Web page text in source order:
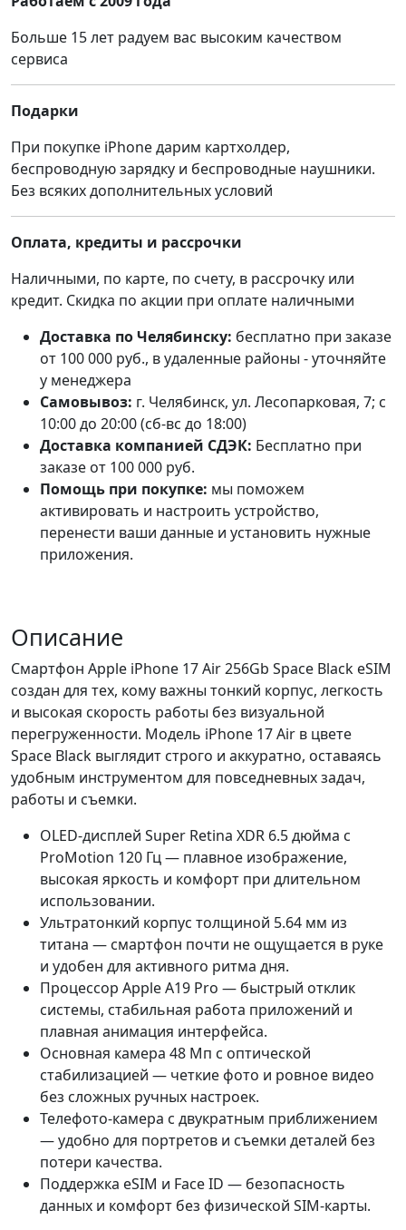
Больше 15 лет радуем вас высоким качеством
сервиса
Подарки
При покупке iPhone дарим картхолдер,
беспроводную зарядку и беспроводные наушники.
Без всяких дополнительных условий
Оплата, кредиты и рассрочки
Наличными, по карте, по счету, в рассрочку или
кредит. Скидка по акции при оплате наличными
Доставка по Челябинску: бесплатно при заказе
от 100 000 руб., в удаленные районы - уточняйте
у менеджера
Самовывоз: г. Челябинск, ул. Лесопарковая, 7; с
10:00 до 20:00 (сб-вс до 18:00)
Доставка компанией СДЭК: Бесплатно при
заказе от 100 000 руб.
Помощь при покупке: мы поможем
активировать и настроить устройство,
перенести ваши данные и установить нужные
приложения.
Описание
Смартфон Apple iPhone 17 Air 256Gb Space Black eSIM
создан для тех, кому важны тонкий корпус, легкость
и высокая скорость работы без визуальной
перегруженности. Модель iPhone 17 Air в цвете
Space Black выглядит строго и аккуратно, оставаясь
удобным инструментом для повседневных задач,
работы и съемки.
OLED-дисплей Super Retina XDR 6.5 дюйма с
ProMotion 120 Гц — плавное изображение,
высокая яркость и комфорт при длительном
использовании.
Ультратонкий корпус толщиной 5.64 мм из
титана — смартфон почти не ощущается в руке
и удобен для активного ритма дня.
Процессор Apple A19 Pro — быстрый отклик
системы, стабильная работа приложений и
плавная анимация интерфейса.
Основная камера 48 Мп с оптической
стабилизацией — четкие фото и ровное видео
без сложных ручных настроек.
Телефото-камера с двукратным приближением
— удобно для портретов и съемки деталей без
потери качества.
Поддержка eSIM и Face ID — безопасность
данных и комфорт без физической SIM-карты.